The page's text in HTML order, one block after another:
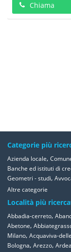
Chiama
Categorie più
Azienda locale,
Banche ed istituti di
Geometri - studi,
Altre categorie
Località più
Abbadia-cerreto,
Abetone,
Milano, Acquaviva-
Bologna, Arezzo, Ardea